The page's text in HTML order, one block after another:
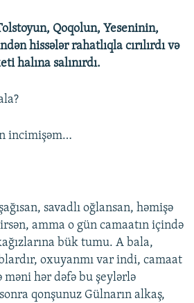
Qoqolun, Yeseninin,
hissələr rahatlıqla cırılırdı və
halına salınırdı.
incimişəm…
savadlı oğlansan, həmişə
amma o gün camaatın içində
bük tumu. A bala,
oxuyanmı var indi, camaat
məni hər dəfə bu şeylərlə
qonşunuz Gülnarın alkaş,